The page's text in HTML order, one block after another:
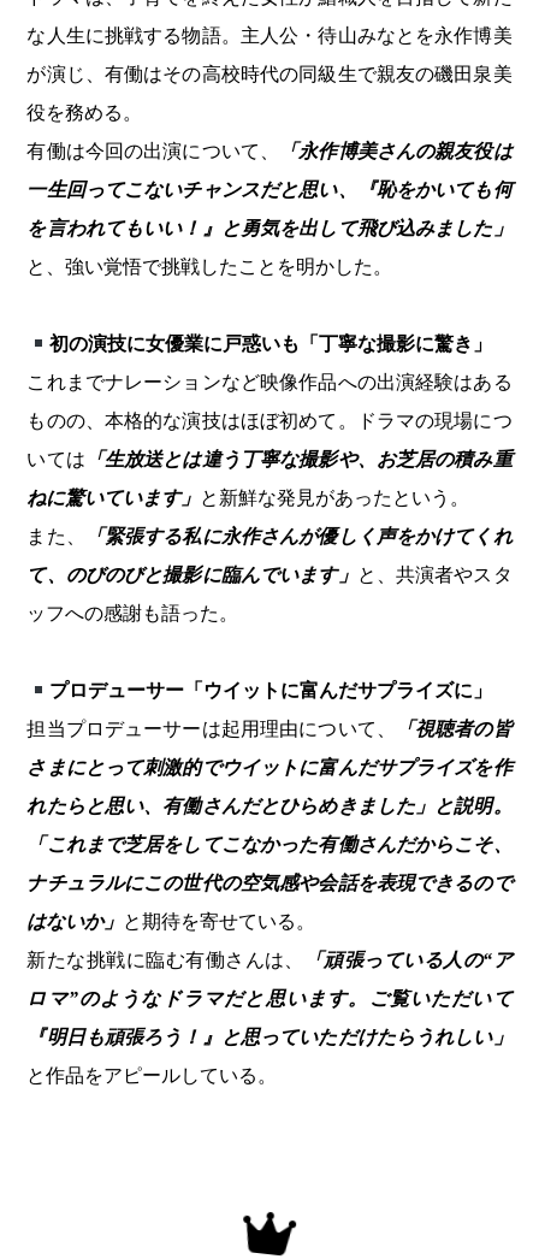
な人生に挑戦する物語。主人公・待山みなとを永作博美
が演じ、有働はその高校時代の同級生で親友の磯田泉美
役を務める。
有働は今回の出演について、
「永作博美さんの親友役は
一生回ってこないチャンスだと思い、『恥をかいても何
を言われてもいい！』と勇気を出して飛び込みました」
と、強い覚悟で挑戦したことを明かした。
初の演技に女優業に戸惑いも「丁寧な撮影に驚き」
これまでナレーションなど映像作品への出演経験はある
ものの、本格的な演技はほぼ初めて。ドラマの現場につ
いては 「生放送とは違う丁寧な撮影や、お芝居の積み重
ねに驚いています」 と新鮮な発見があったという。
また、
「緊張する私に永作さんが優しく声をかけてくれ
て、のびのびと撮影に臨んでいます」 と、共演者やスタ
ッフへの感謝も語った。
プロデューサー「ウイットに富んだサプライズに」
担当プロデューサーは起用理由について、
「視聴者の皆
さまにとって刺激的でウイットに富んだサプライズを作
れたらと思い、有働さんだとひらめきました」と説明。
「これまで芝居をしてこなかった有働さんだからこそ、
ナチュラルにこの世代の空気感や会話を表現できるので
はないか」 と期待を寄せている。
新たな挑戦に臨む有働さんは、
「頑張っている人の“ア
ロマ”のようなドラマだと思います。ご覧いただいて
『明日も頑張ろう！』と思っていただけたらうれしい」
と作品をアピールしている。